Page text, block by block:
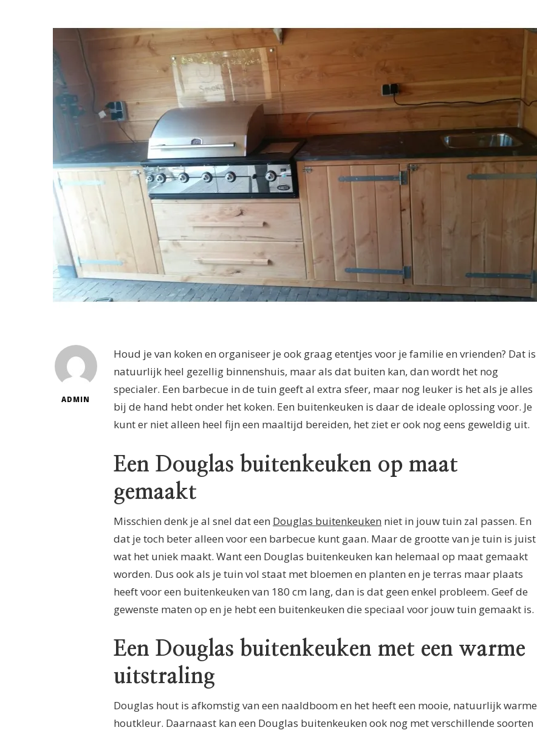
ADMIN
Houd je van koken en organiseer je ook graag etentjes voor je familie en vrienden? Dat is
natuurlijk heel gezellig binnenshuis, maar als dat buiten kan, dan wordt het nog
specialer. Een barbecue in de tuin geeft al extra sfeer, maar nog leuker is het als je alles
bij de hand hebt onder het koken. Een buitenkeuken is daar de ideale oplossing voor. Je
kunt er niet alleen heel fijn een maaltijd bereiden, het ziet er ook nog eens geweldig uit.
Een Douglas buitenkeuken op maat
gemaakt
Misschien denk je al snel dat een Douglas buitenkeuken niet in jouw tuin zal passen. En
dat je toch beter alleen voor een barbecue kunt gaan. Maar de grootte van je tuin is juist
wat het uniek maakt. Want een Douglas buitenkeuken kan helemaal op maat gemaakt
worden. Dus ook als je tuin vol staat met bloemen en planten en je terras maar plaats
heeft voor een buitenkeuken van 180 cm lang, dan is dat geen enkel probleem. Geef de
gewenste maten op en je hebt een buitenkeuken die speciaal voor jouw tuin gemaakt is.
Een Douglas buitenkeuken met een warme
uitstraling
Douglas hout is afkomstig van een naaldboom en het heeft een mooie, natuurlijk warme
houtkleur. Daarnaast kan een Douglas buitenkeuken ook nog met verschillende soorten